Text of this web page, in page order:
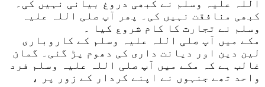
اللہ علیہ وسلم نے کبھی دروغ بیانی نہیں کی۔
کبھی منافقت نہیں کی۔ پھر آپ صلی اللہ علیہ
وسلم نے تجارت کا کام شروع کیا ۔
مکے میں آپ صلی اللہ علیہ وسلم کے کاروباری
لین دین اور دیانت داری کی دھوم پڑ گئی۔ گمان
غالب ہے کہ مکے میں آپ صلی اللہ علیہ وسلم فرد
واحد تھے جنہوں نے اپنے کردار کے زور پر ،